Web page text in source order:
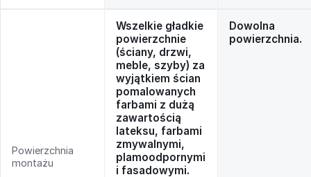
Powierzchnia
montażu
Wszelkie gładkie
powierzchnie
(ściany, drzwi,
meble, szyby) za
wyjątkiem ścian
pomalowanych
farbami z dużą
zawartością
lateksu, farbami
zmywalnymi,
plamoodpornymi
i fasadowymi.
Dowolna
powierzchnia.